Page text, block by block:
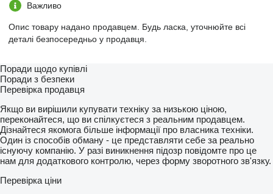
Важливо
Опис товару надано продавцем. Будь ласка, уточнюйте всі
деталі безпосередньо у продавця.
Поради щодо купівлі
Поради з безпеки
Перевірка продавця
Якщо ви вирішили купувати техніку за низькою ціною,
переконайтеся, що ви спілкуєтеся з реальним продавцем.
Дізнайтеся якомога більше інформації про власника техніки.
Один із способів обману - це представляти себе за реально
існуючу компанію. У разі виникнення підозр повідомте про це
нам для додаткового контролю, через форму зворотного зв'язку.
Перевірка ціни